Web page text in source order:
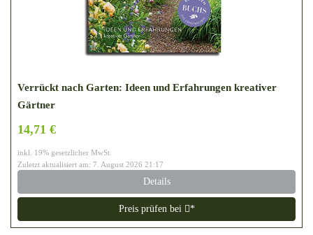
Verrückt nach Garten: Ideen und Erfahrungen kreativer
Gärtner
14,71 €
inkl. 19% gesetzlicher MwSt.
Zuletzt aktualisiert am: 7. August 2026 21:17
Details
Preis prüfen bei *